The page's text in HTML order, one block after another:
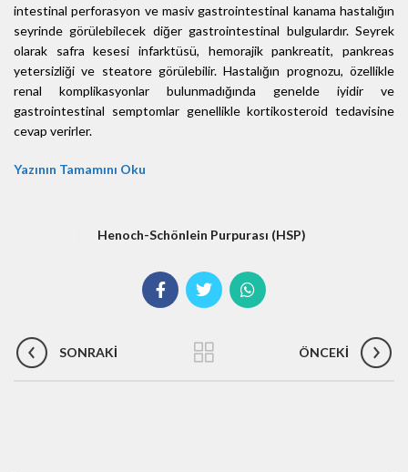
intestinal perforasyon ve masiv gastrointestinal kanama hastalığın
seyrinde görülebilecek diğer gastrointestinal bulgulardır. Seyrek
olarak safra kesesi infarktüsü, hemorajik pankreatit, pankreas
yetersizliği ve steatore görülebilir. Hastalığın prognozu, özellikle
renal komplikasyonlar bulunmadığında genelde iyidir ve
gastrointestinal semptomlar genellikle kortikosteroid tedavisine
cevap verirler.
Yazının Tamamını Oku
Henoch-Schönlein Purpurası (HSP)
SONRAKI ÖNCEKI